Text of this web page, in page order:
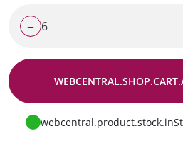
–
Zur Anfrage